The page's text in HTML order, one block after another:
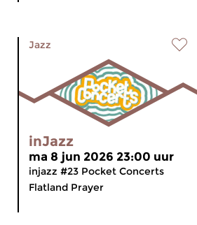
Jazz
inJazz
ma 8 jun 2026 23:00 uur
injazz #23 Pocket Concerts
Flatland Prayer